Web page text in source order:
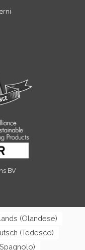
BV
(Olandese)
(Tedesco)
Spagnolo)